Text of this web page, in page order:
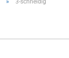
3-schneidig